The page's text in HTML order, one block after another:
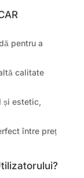
pentru a
calitate
și estetic,
între preț